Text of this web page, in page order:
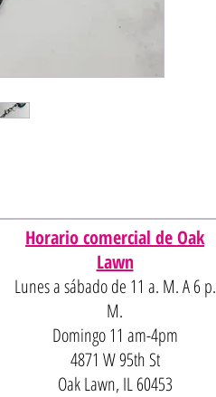
Horario comercial de Oak
Lawn
Lunes a sábado de 11 a. M. A 6 p.
M.
Domingo 11 am-4pm
4871 W 95th St
Oak Lawn, IL 60453